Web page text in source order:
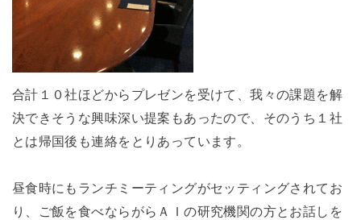
合計１０社ほどからプレゼンを受けて、我々の課題を解
決できそうな興味深い提案もあったので、そのうち１社
とは帰国後も連絡をとりあっています。
昼食時にもランチミーティングがセッティングされてお
り、ご飯を食べならがらＡＩの研究機関の方とお話しを